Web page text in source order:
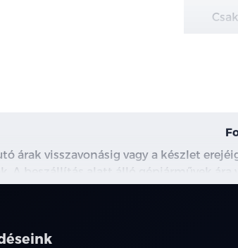
Din.
árak visszavonásig vagy a készlet
A beszállítás alatt álló gépjárművek
autó beszámítás részleteiről,